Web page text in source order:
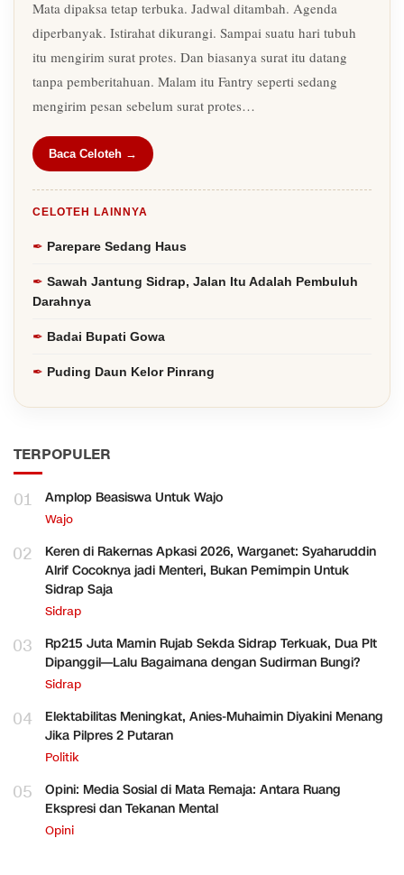
Mata dipaksa tetap terbuka. Jadwal ditambah. Agenda
diperbanyak. Istirahat dikurangi. Sampai suatu hari tubuh
itu mengirim surat protes. Dan biasanya surat itu datang
tanpa pemberitahuan. Malam itu Fantry seperti sedang
mengirim pesan sebelum surat protes…
Baca Celoteh →
CELOTEH LAINNYA
Parepare Sedang Haus
Sawah Jantung Sidrap, Jalan Itu Adalah Pembuluh
Darahnya
Badai Bupati Gowa
Puding Daun Kelor Pinrang
TERPOPULER
01 Amplop Beasiswa Untuk Wajo
Wajo
02
Keren di Rakernas Apkasi 2026, Warganet: Syaharuddin
Alrif Cocoknya jadi Menteri, Bukan Pemimpin Untuk
Sidrap Saja
Sidrap
03
Rp215 Juta Mamin Rujab Sekda Sidrap Terkuak, Dua Plt
Dipanggil—Lalu Bagaimana dengan Sudirman Bungi?
Sidrap
04
Elektabilitas Meningkat, Anies-Muhaimin Diyakini Menang
Jika Pilpres 2 Putaran
Politik
05
Opini: Media Sosial di Mata Remaja: Antara Ruang
Ekspresi dan Tekanan Mental
Opini